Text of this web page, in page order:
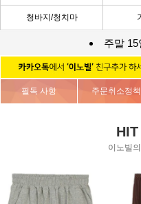
청바지/청치마
주말
필독 사항 주문취소정책
이노빌